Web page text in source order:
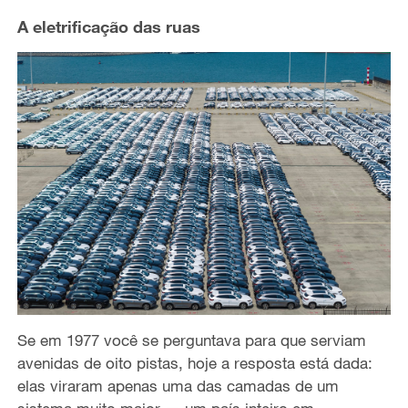
A eletrificação das ruas
Se em 1977 você se perguntava para que serviam
avenidas de oito pistas, hoje a resposta está dada:
elas viraram apenas uma das camadas de um